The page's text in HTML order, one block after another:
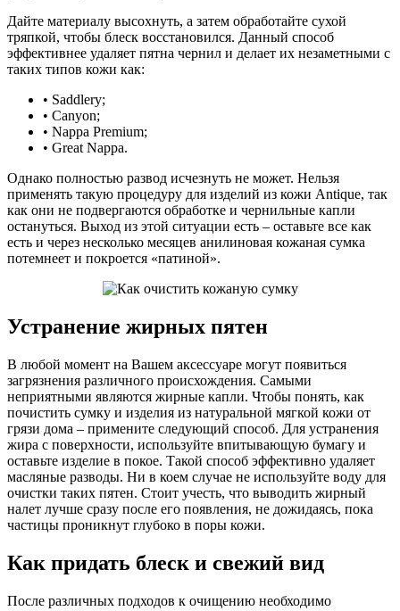
Дайте материалу высохнуть, а затем обработайте сухой
тряпкой, чтобы блеск восстановился. Данный способ
эффективнее удаляет пятна чернил и делает их незаметными с
таких типов кожи как:
• Saddlery;
• Canyon;
• Nappa Premium;
• Great Nappa.
Однако полностью развод исчезнуть не может. Нельзя
применять такую процедуру для изделий из кожи Antique, так
как они не подвергаются обработке и чернильные капли
остануться. Выход из этой ситуации есть – оставьте все как
есть и через несколько месяцев анилиновая кожаная сумка
потемнеет и покроется «патиной».
Устранение жирных пятен
В любой момент на Вашем аксессуаре могут появиться
загрязнения различного происхождения. Самыми
неприятными являются жирные капли. Чтобы понять, как
почистить сумку и изделия из натуральной мягкой кожи от
грязи дома – примените следующий способ. Для устранения
жира с поверхности, используйте впитывающую бумагу и
оставьте изделие в покое. Такой способ эффективно удаляет
масляные разводы. Ни в коем случае не используйте воду для
очистки таких пятен. Стоит учесть, что выводить жирный
налет лучше сразу после его появления, не дожидаясь, пока
частицы проникнут глубоко в поры кожи.
Как придать блеск и свежий вид
После различных подходов к очищению необходимо